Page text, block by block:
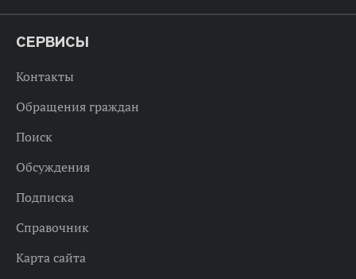
СЕРВИСЫ
Контакты
Обращения граждан
Поиск
Обсуждения
Подписка
Справочник
Карта сайта